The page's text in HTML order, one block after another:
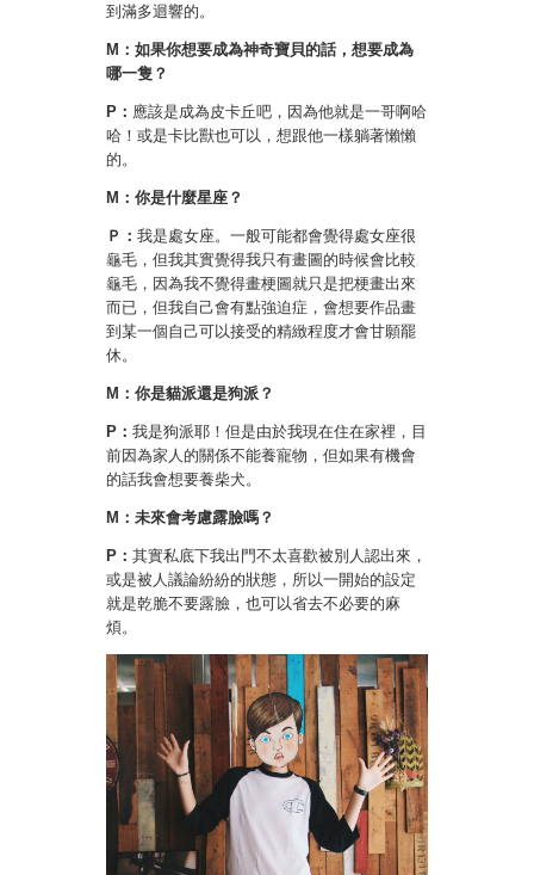
到滿多迴響的。
M：如果你想要成為神奇寶貝的話，想要成為
哪一隻？
P： 應該是成為皮卡丘吧，因為他就是一哥啊哈
哈！或是卡比獸也可以，想跟他一樣躺著懶懶
的。
M：你是什麼星座？
Ｐ： 我是處女座。一般可能都會覺得處女座很
龜毛，但我其實覺得我只有畫圖的時候會比較
龜毛，因為我不覺得畫梗圖就只是把梗畫出來
而已，但我自己會有點強迫症，會想要作品畫
到某一個自己可以接受的精緻程度才會甘願罷
休。
M：你是貓派還是狗派？
P： 我是狗派耶！但是由於我現在住在家裡，目
前因為家人的關係不能養寵物，但如果有機會
的話我會想要養柴犬。
M：未來會考慮露臉嗎？
P： 其實私底下我出門不太喜歡被別人認出來，
或是被人議論紛紛的狀態，所以一開始的設定
就是乾脆不要露臉，也可以省去不必要的麻
煩。